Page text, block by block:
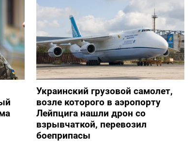
Украинский грузовой самолет,
возле которого в аэропорту
Лейпцига нашли дрон со
взрывчаткой, перевозил
боеприпасы